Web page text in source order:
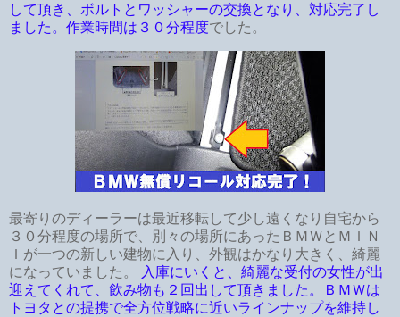
して頂き、ボルトとワッシャーの交換となり、対応完了し
ました。作業時間は３０分程度でした。
最寄りのディーラーは最近移転して少し遠くなり自宅から
３０分程度の場所で、別々の場所にあったＢＭＷとＭＩＮ
Ｉが一つの新しい建物に入り、外観はかなり大きく、綺麗
になっていました。
入庫にいくと、綺麗な受付の女性が出
迎えてくれて、飲み物も２回出して頂きました。ＢＭＷは
トヨタとの提携で全方位戦略に近いラインナップを維持し